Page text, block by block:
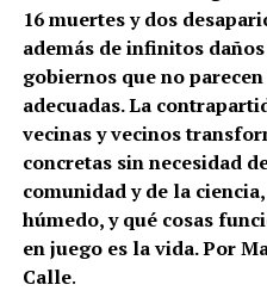
16 muertes y dos
además de infinitos
gobiernos que no
adecuadas. La
vecinas y vecinos
concretas sin necesidad
comunidad y de la
húmedo, y qué cosas
en juego es la vida. Por
Calle.